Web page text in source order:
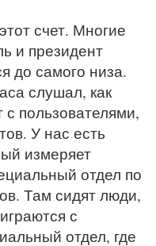
счет. Многие
и президент
до самого низа.
слушал, как
пользователями,
У нас есть
измеряет
отдел по
Там сидят люди,
с
отдел, где